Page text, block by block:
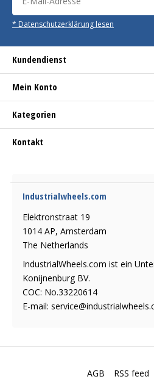
* Datenschutzerklärung lesen
Kundendienst
Mein Konto
Kategorien
Kontakt
Industrialwheels.com
Elektronstraat 19
1014 AP, Amsterdam
The Netherlands
IndustrialWheels.com ist ein
Konijnenburg BV.
COC: No.33220614
E-mail:
AGB RSS feed